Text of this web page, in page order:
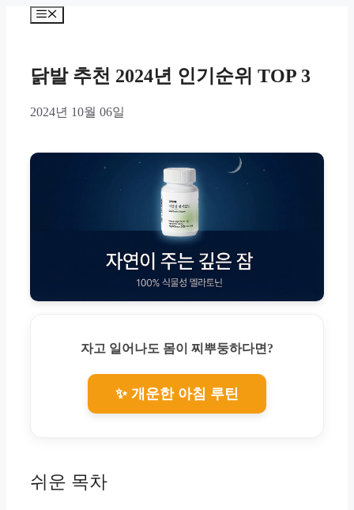
Menu
닭발 추천 2024년 인기순위 TOP 3
2024년 10월 06일
자고 일어나도 몸이 찌뿌둥하다면?
✨ 개운한 아침 루틴
쉬운 목차